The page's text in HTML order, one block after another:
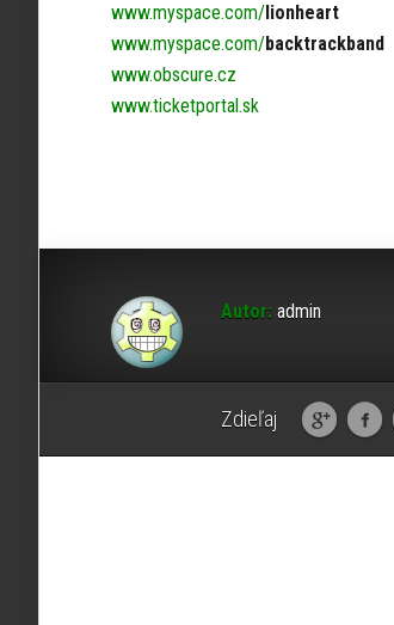
www.myspace.com/lionheart
www.myspace.com/backtrackband
www.obscure.cz
www.ticketportal.sk
Autor: admin
Zdieľaj